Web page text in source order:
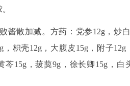
酱散加减。方药：党参12g，炒
枳壳12g，大腹皮15g，附子
芩15g，菝葜9g，徐长卿15g，白